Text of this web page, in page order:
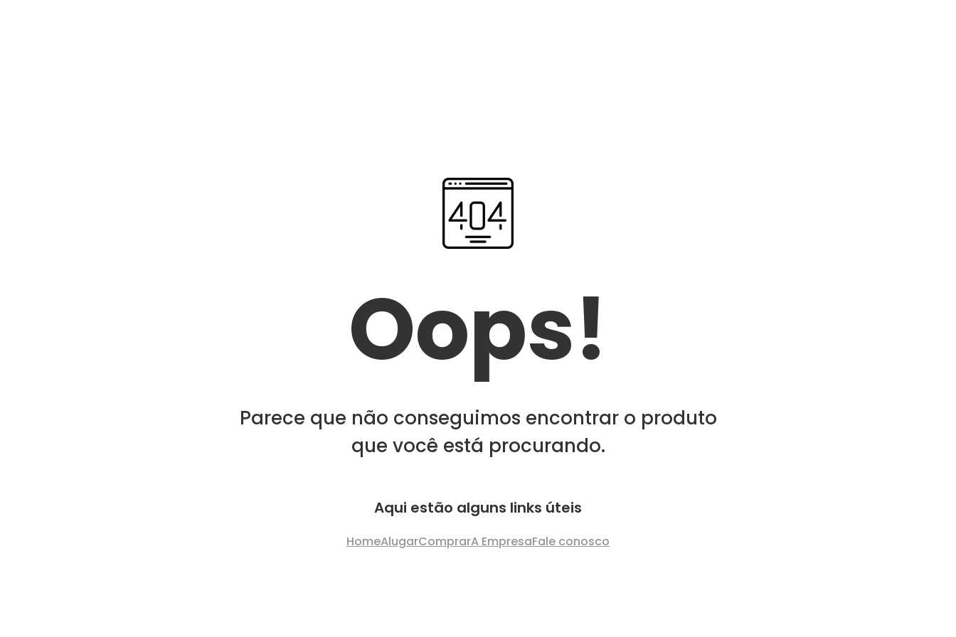
Oops!
Parece que não conseguimos encontrar o produto
que você está procurando.
Aqui estão alguns links úteis
HomeAlugarComprarA EmpresaFale conosco